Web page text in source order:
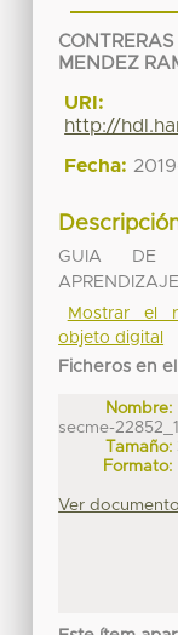
MENDEZ
URI:
http://
Fecha:
GUIA DE
APRENDIZAJE
Mostrar el
objeto digital
Ficheros en
Nombre:
secme-
Tamaño:
Formato:
Ver documento